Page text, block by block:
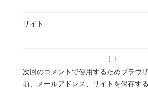
サイト
次回のコメントで使用するためブラウ
前、メールアドレス、サイトを保存する